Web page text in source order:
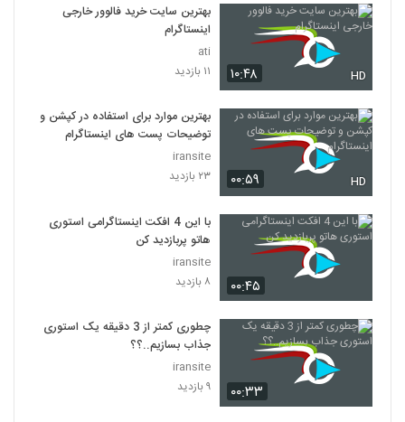
۱۰:۴۸ HD
بهترین سایت خرید فالوور خارجی
اینستاگرام
ati
۱۱ بازدید
۰۰:۵۹ HD
بهترین موارد برای استفاده در کپشن و
توضیحات پست های اینستاگرام
iransite
۲۳ بازدید
۰۰:۴۵
با این 4 افکت اینستاگرامی استوری
هاتو پربازدید کن
iransite
۸ بازدید
۰۰:۳۳
چطوری کمتر از 3 دقیقه یک استوری
جذاب بسازیم..؟؟
iransite
۹ بازدید